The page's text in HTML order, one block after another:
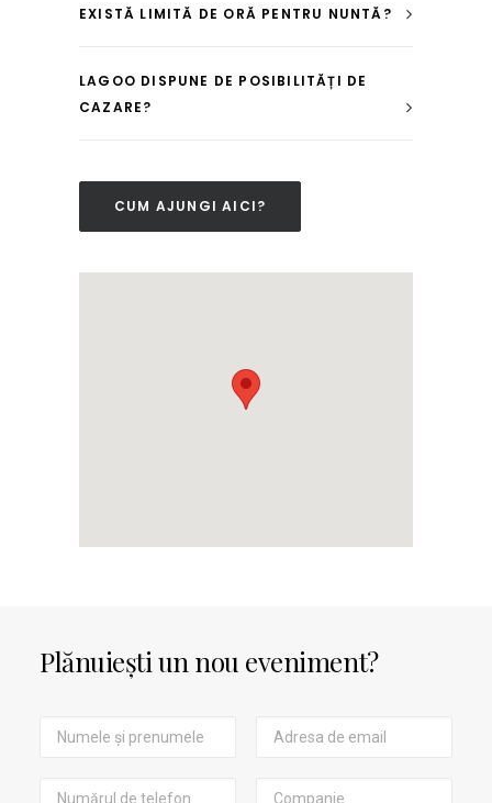
EXISTĂ LIMITĂ DE ORĂ PENTRU NUNTĂ?
LAGOO DISPUNE DE POSIBILITĂȚI DE
CAZARE?
CUM AJUNGI AICI?
Plănuiești un nou eveniment?